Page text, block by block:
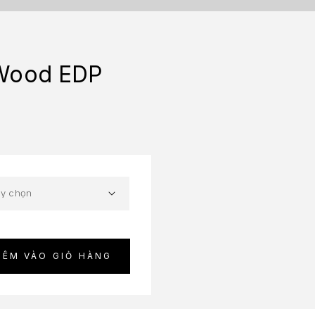
EDP
VÀO GIỎ HÀNG